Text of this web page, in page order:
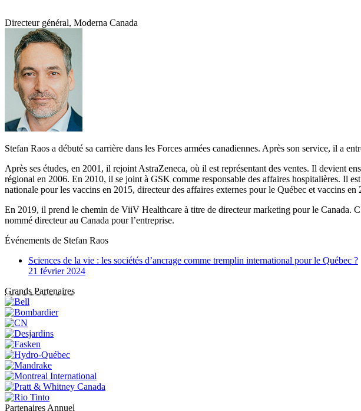
Directeur général, Moderna Canada
Stefan Raos a débuté sa carrière dans les Forces armées canadiennes. Après son service, il a
Après ses études, en 2001, il rejoint AstraZeneca, où il est représentant des ventes. Il devient
régional en 2006. En 2010, il se joint à GSK comme responsable des affaires hospitalières. Il
nationale pour les vaccins en 2015, directeur des affaires externes pour le Québec et vaccins
En 2019, il prend le chemin de ViiV Healthcare à titre de directeur marketing pour le Canada.
nommé directeur au Canada pour l’entreprise.
Événements de Stefan Raos
Sciences de la vie : les sociétés d’ancrage comme tremplin international pour le Québec ?
21 février 2024
Grands Partenaires
Partenaires Annuel